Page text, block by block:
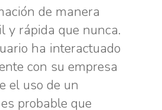
de manera
y rápida que nunca.
ha interactuado
con su empresa
el uso de un
probable que